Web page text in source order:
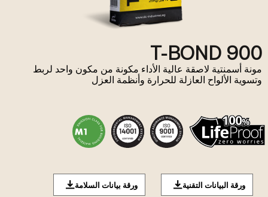
T-BOND 900
مونة أسمنتية لاصقة عالية الأداء مكونة من مكون واحد لربط
وتسوية الألواح العازلة للحرارة وأنظمة العزل
ورقة البيانات التقنية ورقة بيانات السلامة